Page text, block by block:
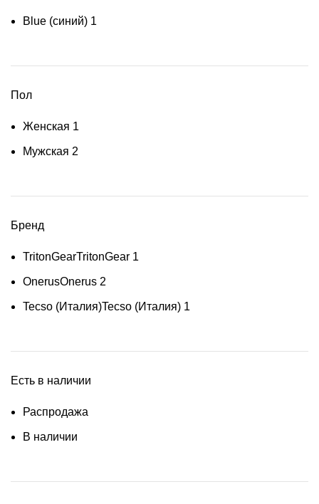
Blue (синий) 1
Пол
Женская 1
Мужская 2
Бренд
TritonGearTritonGear 1
OnerusOnerus 2
Tecso (Италия)Tecso (Италия) 1
Есть в наличии
Распродажа
В наличии